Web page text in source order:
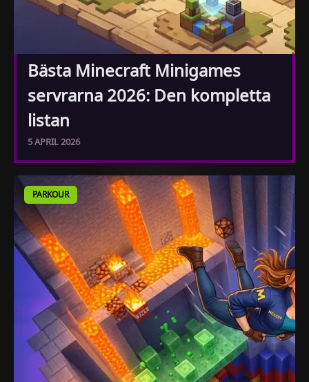
Bästa Minecraft Minigames
servrarna 2026: Den kompletta
listan
5 APRIL 2026
PARKOUR